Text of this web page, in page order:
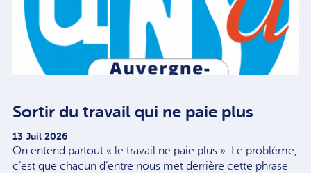
Sortir du travail qui ne paie plus
13 Juil 2026
On entend partout « le travail ne paie plus ». Le problème,
c’est que chacun d’entre nous met derrière cette phrase